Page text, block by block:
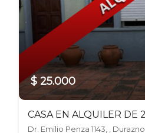
$ 25.000
Dr. Emilio Penza 1143, , Durazno